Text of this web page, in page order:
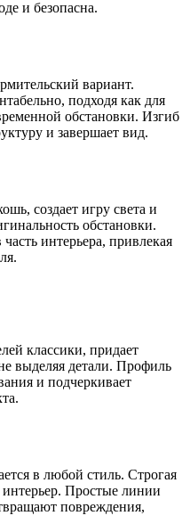
и безопасна.
вариант.
подходя как для
обстановки. Изгиб
и завершает вид.
создает игру света и
обстановки.
интерьера, привлекая
классики, придает
выделяя детали. Профиль
и подчеркивает
в любой стиль. Строгая
Простые линии
повреждения,